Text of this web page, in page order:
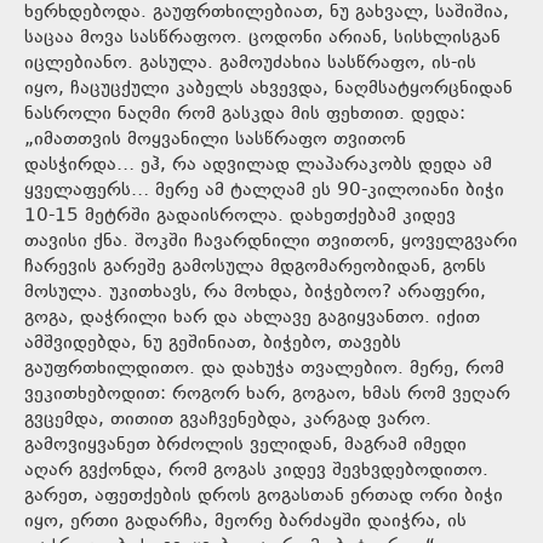
ხერხდებოდა. გაუფრთხილებიათ, ნუ გახვალ, საშიშია,
საცაა მოვა სასწრაფოო. ცოდონი არიან, სისხლისგან
იცლებიანო. გასულა. გამოუძახია სასწრაფო, ის-ის
იყო, ჩაცუცქული კაბელს ახვევდა, ნაღმსატყორცნიდან
ნასროლი ნაღმი რომ გასკდა მის ფეხთით. დედა:
„იმათთვის მოყვანილი სასწრაფო თვითონ
დასჭირდა… ეჰ, რა ადვილად ლაპარაკობს დედა ამ
ყველაფერს… მერე ამ ტალღამ ეს 90-კილოიანი ბიჭი
10-15 მეტრში გადაისროლა. დახეთქებამ კიდევ
თავისი ქნა. შოკში ჩავარდნილი თვითონ, ყოველგვარი
ჩარევის გარეშე გამოსულა მდგომარეობიდან, გონს
მოსულა. უკითხავს, რა მოხდა, ბიჭებოო? არაფერი,
გოგა, დაჭრილი ხარ და ახლავე გაგიყვანთო. იქით
ამშვიდებდა, ნუ გეშინიათ, ბიჭებო, თავებს
გაუფრთხილდითო. და დახუჭა თვალებიო. მერე, რომ
ვეკითხებოდით: როგორ ხარ, გოგაო, ხმას რომ ვეღარ
გვცემდა, თითით გვაჩვენებდა, კარგად ვარო.
გამოვიყვანეთ ბრძოლის ველიდან, მაგრამ იმედი
აღარ გვქონდა, რომ გოგას კიდევ შევხვდებოდითო.
გარეთ, აფეთქების დროს გოგასთან ერთად ორი ბიჭი
იყო, ერთი გადარჩა, მეორე ბარძაყში დაიჭრა, ის